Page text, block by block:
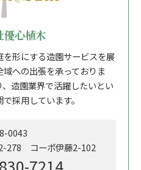
優心植木
形にする造園サービスを展
への出張を承っておりま
造園業界で活躍したいとい
採用しています。
0043
278 コーポ伊藤2-102